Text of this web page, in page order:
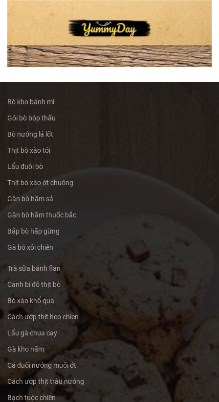
Bò kho bánh mì
Gỏi bò bóp thấu
Bò nướng lá lốt
Thịt bò xào tỏi
Lẩu đuôi bò
Thịt bò xào ớt chuông
Gân bò hầm sả
Gân bò hầm thuốc bắc
Bắp bò hấp gừng
Gà bó xôi chiên
Trà sữa bánh flan
Canh bí đỏ thịt bò
Bò xào khổ qua
Cách ướp thịt heo chien
Lẩu gà chua cay
Gà kho nấm
Cá đuối nướng muối ớt
Cách ướp thịt trâu nướng
Bạch tuộc chiên